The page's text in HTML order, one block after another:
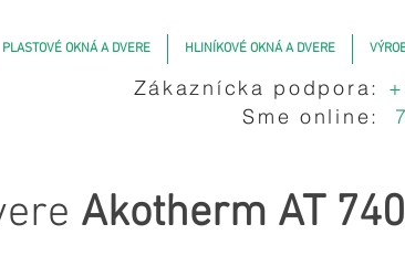
PLASTOVÉ OKNÁ A DVERE HLINÍKOVÉ OKNÁ A DVERE
Zákaznícka podpora:
Sme online:
Akotherm AT